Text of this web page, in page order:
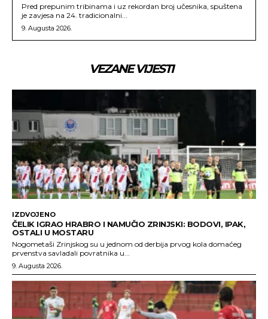
Pred prepunim tribinama i uz rekordan broj učesnika, spuštena
je zavjesa na 24. tradicionalni...
9. Augusta 2026.
VEZANE VIJESTI
IZDVOJENO
ČELIK IGRAO HRABRO I NAMUČIO ZRINJSKI: BODOVI, IPAK,
OSTALI U MOSTARU
Nogometaši Zrinjskog su u jednom od derbija prvog kola domaćeg
prvenstva savladali povratnika u...
9. Augusta 2026.